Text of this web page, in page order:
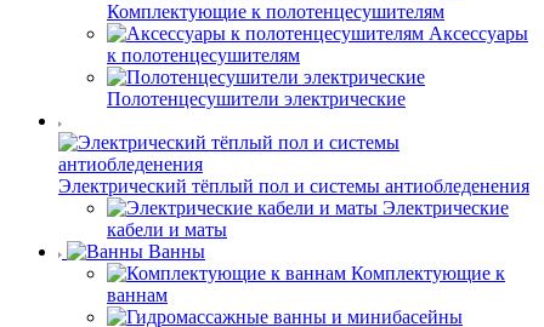
Комплектующие к полотенцесушителям
Аксессуары
к полотенцесушителям
Полотенцесушители электрические
Электрический тёплый пол и системы антиобледенения
Электрические
кабели и маты
Ванны
Комплектующие к
ваннам